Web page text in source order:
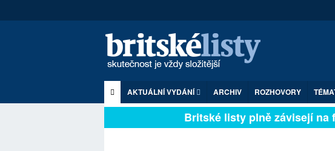
AKTUÁLNÍ VYDÁNÍ ARCHIV ROZHOVORY
Britské listy plně závisejí na